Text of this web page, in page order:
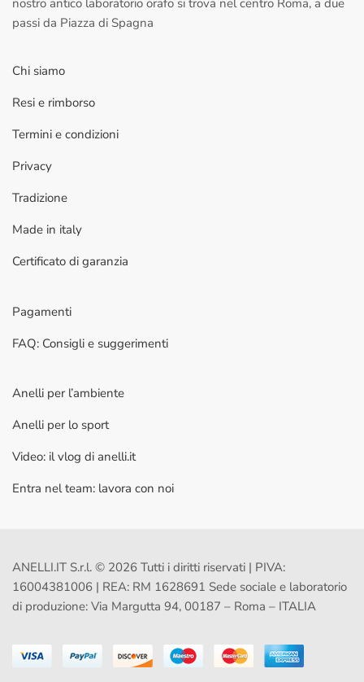
nostro antico laboratorio orafo si trova nel centro Roma, a due
passi da Piazza di Spagna
Chi siamo
Resi e rimborso
Termini e condizioni
Privacy
Tradizione
Made in italy
Certificato di garanzia
Pagamenti
FAQ: Consigli e suggerimenti
Anelli per l’ambiente
Anelli per lo sport
Video: il vlog di anelli.it
Entra nel team: lavora con noi
ANELLI.IT S.r.l. © 2026 Tutti i diritti riservati | PIVA:
16004381006 | REA: RM 1628691 Sede sociale e laboratorio
di produzione: Via Margutta 94, 00187 – Roma – ITALIA